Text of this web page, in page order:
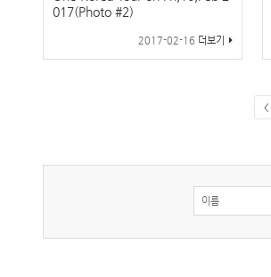
017(Photo #2)
2017-02-16 더보기
<